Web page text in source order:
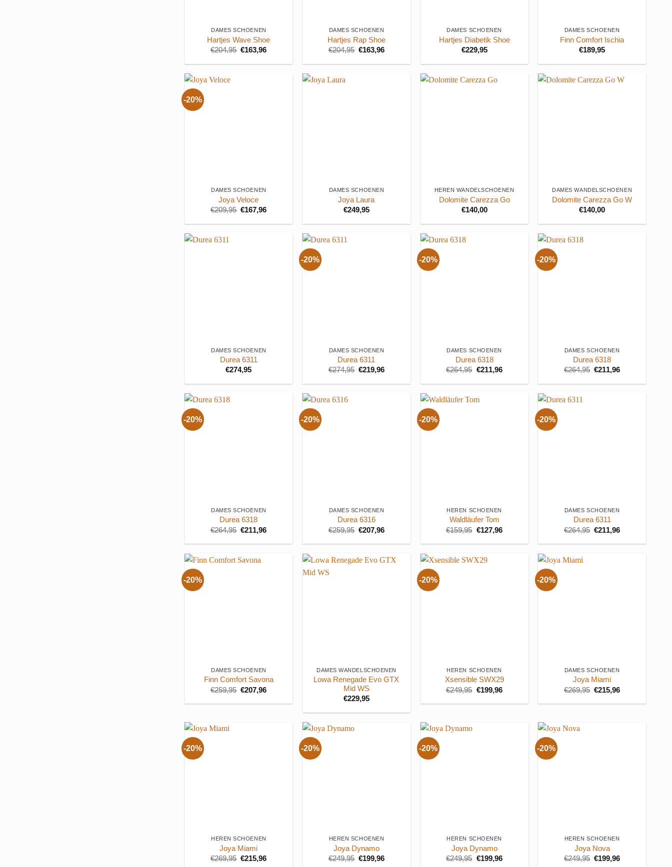
DAMES SCHOENEN
Hartjes Wave Shoe
€204,95 Oorspronkelijke
was:
€163,96Huidige
is:
DAMES SCHOENEN
Hartjes Rap Shoe
€204,95 Oorspronkelijke
was:
€163,96Huidige
is:
DAMES SCHOENEN
Hartjes Diabetik Shoe
€229,95
DAMES SCHOENEN
Finn Comfort Ischia
€189,95
-20%
DAMES SCHOENEN
Joya Veloce
€209,95 Oorspronkelijke
was:
€167,96Huidige
is:
DAMES SCHOENEN
Joya Laura
€249,95
HEREN WANDELSCHOENEN
Dolomite Carezza Go
€140,00
DAMES WANDELSCHOENEN
Dolomite Carezza Go W
€140,00
DAMES SCHOENEN
Durea 6311
€274,95
-20%
DAMES SCHOENEN
Durea 6311
€274,95 Oorspronkelijke
was:
€219,96Huidige
is:
-20%
DAMES SCHOENEN
Durea 6318
€264,95 Oorspronkelijke
was:
€211,96Huidige
is:
-20%
DAMES SCHOENEN
Durea 6318
€264,95 Oorspronkelijke
was:
€211,96Huidige
is:
-20%
DAMES SCHOENEN
Durea 6318
€264,95 Oorspronkelijke
was:
€211,96Huidige
is:
-20%
DAMES SCHOENEN
Durea 6316
€259,95 Oorspronkelijke
was:
€207,96Huidige
is:
-20%
HEREN SCHOENEN
Waldläufer Tom
€159,95 Oorspronkelijke
was:
€127,96Huidige
is:
-20%
DAMES SCHOENEN
Durea 6311
€264,95 Oorspronkelijke
was:
€211,96Huidige
is:
-20%
DAMES SCHOENEN
Finn Comfort Savona
€259,95 Oorspronkelijke
was:
€207,96Huidige
is:
DAMES WANDELSCHOENEN
Lowa Renegade Evo GTX
Mid WS
€229,95
-20%
HEREN SCHOENEN
Xsensible SWX29
€249,95 Oorspronkelijke
was:
€199,96Huidige
is:
-20%
DAMES SCHOENEN
Joya Miami
€269,95 Oorspronkelijke
was:
€215,96Huidige
is:
-20%
HEREN SCHOENEN
Joya Miami
€269,95 Oorspronkelijke
€215,96Huidige
-20%
HEREN SCHOENEN
Joya Dynamo
€249,95 Oorspronkelijke
€199,96Huidige
-20%
HEREN SCHOENEN
Joya Dynamo
€249,95 Oorspronkelijke
€199,96Huidige
-20%
HEREN SCHOENEN
Joya Nova
€249,95 Oorspronkelijke
€199,96Huidige